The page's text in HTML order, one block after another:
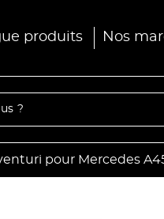
produits Nos
pour Mercedes A45